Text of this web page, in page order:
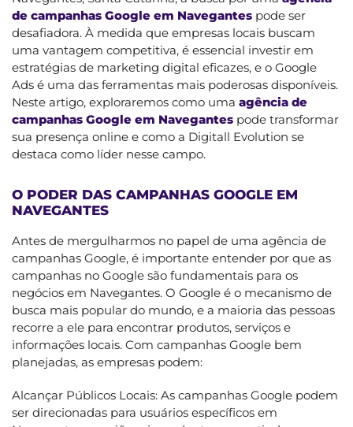
de campanhas Google em Navegantes pode ser
desafiadora. À medida que empresas locais buscam
uma vantagem competitiva, é essencial investir em
estratégias de marketing digital eficazes, e o Google
Ads é uma das ferramentas mais poderosas disponíveis.
Neste artigo, exploraremos como uma agência de
campanhas Google em Navegantes pode transformar
sua presença online e como a Digitall Evolution se
destaca como líder nesse campo.
O PODER DAS CAMPANHAS GOOGLE EM
NAVEGANTES
Antes de mergulharmos no papel de uma agência de
campanhas Google, é importante entender por que as
campanhas no Google são fundamentais para os
negócios em Navegantes. O Google é o mecanismo de
busca mais popular do mundo, e a maioria das pessoas
recorre a ele para encontrar produtos, serviços e
informações locais. Com campanhas Google bem
planejadas, as empresas podem:
Alcançar Públicos Locais: As campanhas Google podem
ser direcionadas para usuários específicos em